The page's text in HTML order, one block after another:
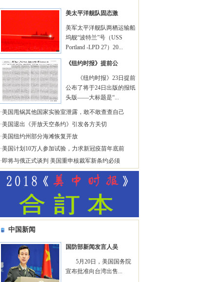
美太平洋舰队固态激
美军太平洋舰队两栖运输船
坞舰“波特兰”号（USS
Portland -LPD 27）20...
《纽约时报》提前公
《纽约时报》23日提前
公布了将于24日出版的报纸
头版——大标题是“...
·美国甩锅其他国家实验室泄露，敢不敢查查自己
·美国退出《开放天空条约》引发各方关切
·美国纽约州部分海滩恢复开放
·美国计划10万人参加试验，力求新冠疫苗年底前
·即将与俄正式谈判 美国重申核裁军新条约必须
中国新闻
国防部新闻发言人吴
5月20日，美国国务院
宣布批准向台湾出售...